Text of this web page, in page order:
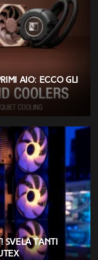
AIO: ecco gli
svela tanti